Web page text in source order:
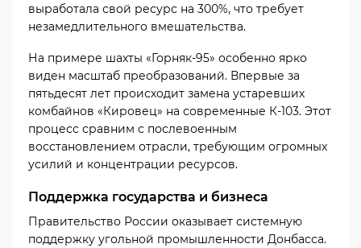
выработала свой ресурс на 300%, что требует
незамедлительного вмешательства.
На примере шахты «Горняк-95» особенно ярко
виден масштаб преобразований. Впервые за
пятьдесят лет происходит замена устаревших
комбайнов «Кировец» на современные К-103. Этот
процесс сравним с послевоенным
восстановлением отрасли, требующим огромных
усилий и концентрации ресурсов.
Поддержка государства и бизнеса
Правительство России оказывает системную
поддержку угольной промышленности Донбасса.